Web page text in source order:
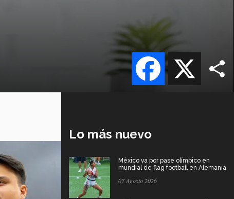
Facebook
Lo más nuevo
México va por pase olímpico en
mundial de flag football en Alemania
07 Agosto 2026